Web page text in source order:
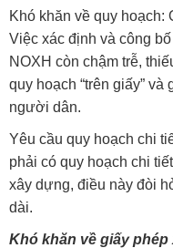
Khó khăn về quy hoạch:
Việc xác định và công
NOXH còn chậm trễ,
quy hoạch “trên giấy”
người dân.
Yêu cầu quy hoạch chi
phải có quy hoạch chi
xây dựng, điều này đòi
dài.
Khó khăn về giấy